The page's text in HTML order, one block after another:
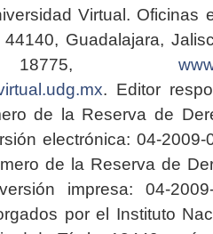
Virtual. Oficinas
Guadalajara,
. Editor
de la Reserva de
electrónica: 04-2009-
de la Reserva de
impresa: 04-2009-
por el Instituto